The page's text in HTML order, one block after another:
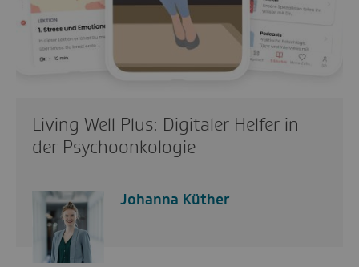
Living Well Plus: Digitaler Helfer in
der Psychoonkologie
Johanna Küther